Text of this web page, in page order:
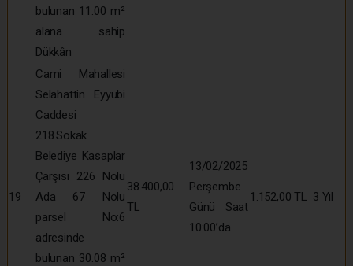
bulunan 11.00 m²
alana sahip
Dükkân
19
Cami Mahallesi
Selahattin Eyyubi
Caddesi
218.Sokak
Belediye Kasaplar
Çarşısı 226 Nolu
Ada 67 Nolu
parsel No:6
adresinde
bulunan 30.08 m²
38.400,00
TL
13/02/2025
Perşembe
Günü Saat
10:00’da
1.152,00 TL 3 Yıl